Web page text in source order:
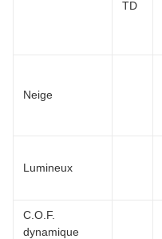
TD
Neige
Lumineux
C.O.F.
dynamique